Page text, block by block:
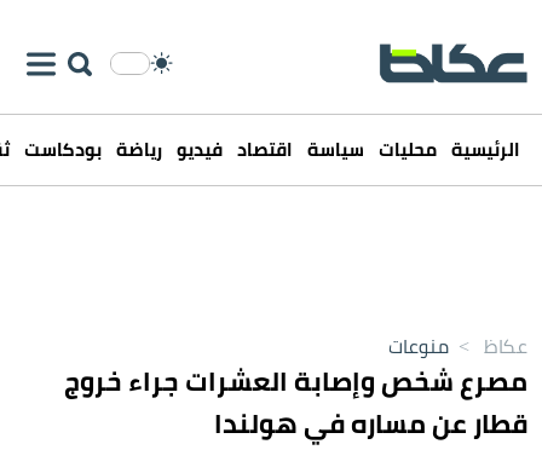
الرئيسية محليات سياسة اقتصاد فيديو رياضة بودكاست
عكاظ > منوعات
مصرع شخص وإصابة العشرات جراء خروج
قطار عن مساره في هولندا